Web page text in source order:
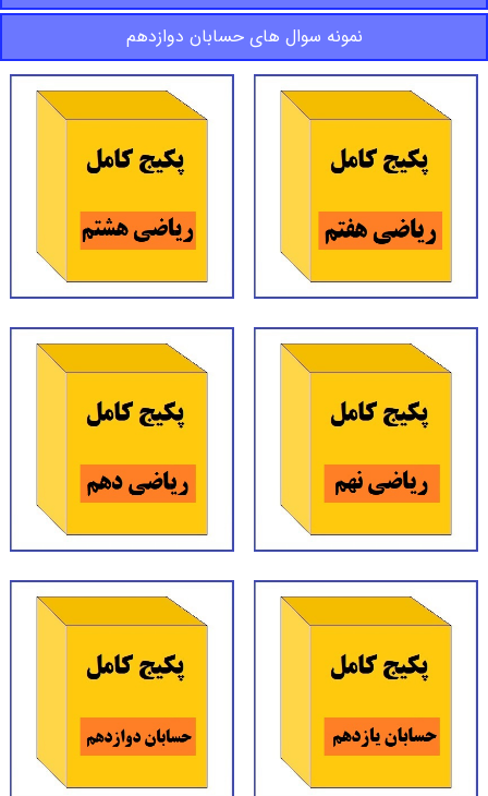
نمونه سوال های حسابان دوازدهم